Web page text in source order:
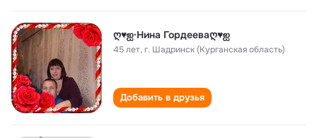
ღ♥ஐ·Нина Гордееваღ♥ஐ
45 лет,г. Шадринск (Курганская область)
Добавить в друзья